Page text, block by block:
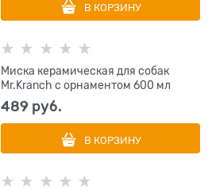
В КОРЗИНУ
Миска керамическая для собак
Mr.Kranch с орнаментом 600 мл
489 руб.
В КОРЗИНУ